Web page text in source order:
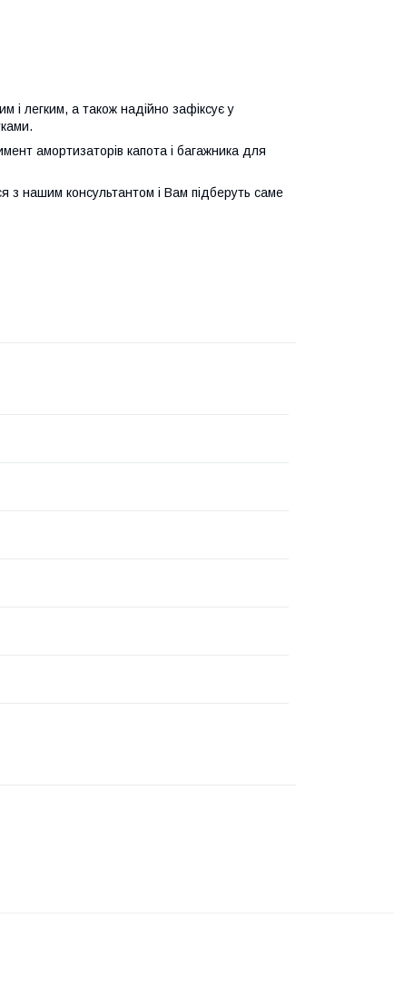
і легким, а також надійно зафіксує у
амортизаторів капота і багажника для
з нашим консультантом і Вам підберуть саме